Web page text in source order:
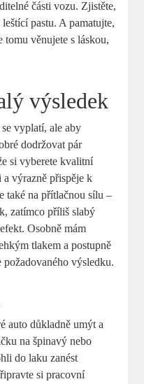
části vozu. Zjistěte,
pastu. A pamatujte,
tomu věnujete s láskou,
výsledek
vyplatí, ale aby
dodržovat pár
si vyberete kvalitní
a výrazně přispěje k
také na přítlačnou sílu –
zatímco příliš slabý
Osobně mám
tlakem a postupně
požadovaného výsledku.
auto důkladně umýt a
na špinavý nebo
do laku zanést
si pracovní